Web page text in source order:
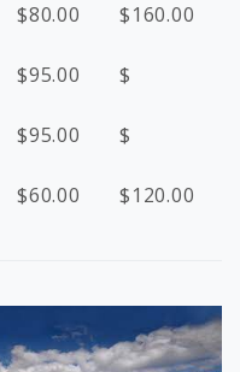
$80.00 $160.00
$95.00 $
$95.00 $
$60.00 $120.00